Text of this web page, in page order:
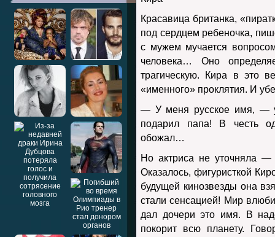
Красавица британка,
под сердцем ребеночка,
с мужем мучается
человека… Оно
трагическую. Кира в это
«именного» проклятия. И
— У меня русское имя, —
подарил папа! В честь
обожал…
Но актриса не уточняла
Оказалось, фигуристкой
будущей кинозвезды она
стали сенсацией! Мир
дал дочери это имя. В
покорит всю планету.